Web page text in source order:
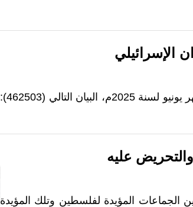
الإسرائيلي
صدر يوم الثلاثاء، 20 من شهر ذي الحجة لسنة 1446هــ، الموافق: 17 من شهر يونيو لسنة 2025م، البيان التالي (462503):
عليه
المؤيدة لفلسطين وتلك المؤيدة